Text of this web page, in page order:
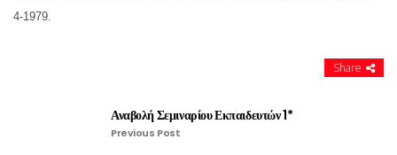
4-1979.
Share
Αναβολή Σεμιναρίου Εκπαιδευτών 1*
Previous Post